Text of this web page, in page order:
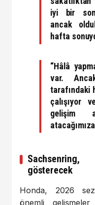
iyi bir
ancak
hafta
“Hâlâ
var.
tarafındaki
çalışıyor
gelişim
gösterecek
Honda, 2026
önemli